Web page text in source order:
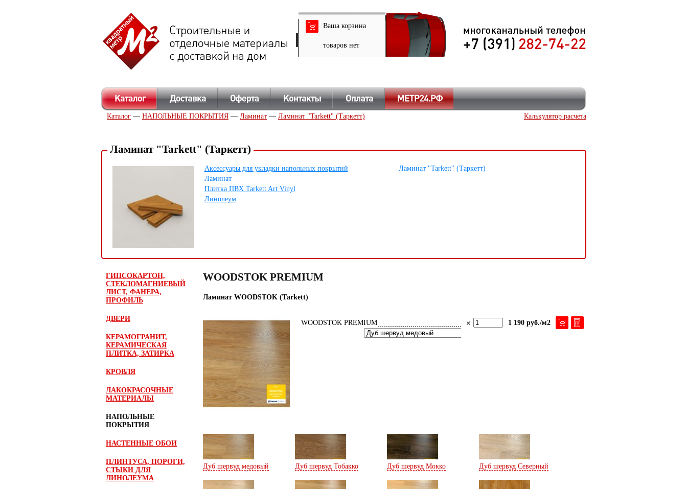
Ваша корзина
товаров нет
Каталог — НАПОЛЬНЫЕ ПОКРЫТИЯ — Ламинат — Ламинат "Tarkett" (Таркетт) Калькулятор расчета
Ламинат "Tarkett" (Таркетт)
Аксессуары для укладки напольных покрытий
Ламинат
Плитка ПВХ Tarkett Art Vinyl
Линолеум
Ламинат "Tarkett" (Таркетт)
ГИПСОКАРТОН,
СТЕКЛОМАГНИЕВЫЙ
ЛИСТ, ФАНЕРА,
ПРОФИЛЬ
ДВЕРИ
КЕРАМОГРАНИТ,
КЕРАМИЧЕСКАЯ
ПЛИТКА, ЗАТИРКА
КРОВЛЯ
ЛАКОКРАСОЧНЫЕ
МАТЕРИАЛЫ
НАПОЛЬНЫЕ
ПОКРЫТИЯ
НАСТЕННЫЕ ОБОИ
ПЛИНТУСА, ПОРОГИ,
СТЫКИ ДЛЯ
ЛИНОЛЕУМА
WOODSTOK PREMIUM
Ламинат WOODSTOK (Тarkett)
WOODSTOK PREMIUM 1 190 руб./м2
Дуб шервуд медовый Дуб шервуд Тобакко Дуб шервуд Мокко Дуб шервуд Северный